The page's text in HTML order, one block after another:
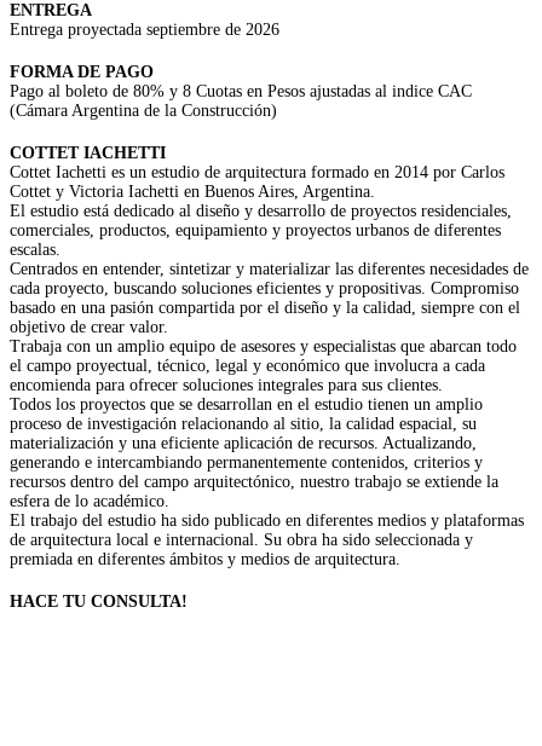
ENTREGA
Entrega proyectada septiembre de 2026
FORMA DE PAGO
Pago al boleto de 80% y 8 Cuotas en Pesos ajustadas al indice CAC
(Cámara Argentina de la Construcción)
COTTET IACHETTI
Cottet Iachetti es un estudio de arquitectura formado en 2014 por Carlos
Cottet y Victoria Iachetti en Buenos Aires, Argentina.
El estudio está dedicado al diseño y desarrollo de proyectos residenciales,
comerciales, productos, equipamiento y proyectos urbanos de diferentes
escalas.
Centrados en entender, sintetizar y materializar las diferentes necesidades de
cada proyecto, buscando soluciones eficientes y propositivas. Compromiso
basado en una pasión compartida por el diseño y la calidad, siempre con el
objetivo de crear valor.
Trabaja con un amplio equipo de asesores y especialistas que abarcan todo
el campo proyectual, técnico, legal y económico que involucra a cada
encomienda para ofrecer soluciones integrales para sus clientes.
Todos los proyectos que se desarrollan en el estudio tienen un amplio
proceso de investigación relacionando al sitio, la calidad espacial, su
materialización y una eficiente aplicación de recursos. Actualizando,
generando e intercambiando permanentemente contenidos, criterios y
recursos dentro del campo arquitectónico, nuestro trabajo se extiende la
esfera de lo académico.
El trabajo del estudio ha sido publicado en diferentes medios y plataformas
de arquitectura local e internacional. Su obra ha sido seleccionada y
premiada en diferentes ámbitos y medios de arquitectura.
HACE TU CONSULTA!